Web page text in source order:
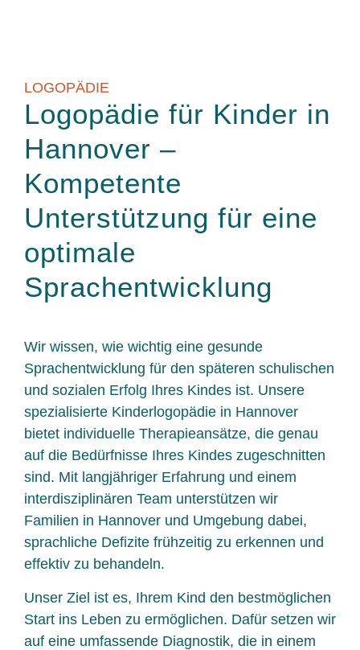
LOGOPÄDIE
Logopädie für Kinder in
Hannover –
Kompetente
Unterstützung für eine
optimale
Sprachentwicklung
Wir wissen, wie wichtig eine gesunde
Sprachentwicklung für den späteren schulischen
und sozialen Erfolg Ihres Kindes ist. Unsere
spezialisierte Kinderlogopädie in Hannover
bietet individuelle Therapieansätze, die genau
auf die Bedürfnisse Ihres Kindes zugeschnitten
sind. Mit langjähriger Erfahrung und einem
interdisziplinären Team unterstützen wir
Familien in Hannover und Umgebung dabei,
sprachliche Defizite frühzeitig zu erkennen und
effektiv zu behandeln.
Unser Ziel ist es, Ihrem Kind den bestmöglichen
Start ins Leben zu ermöglichen. Dafür setzen wir
auf eine umfassende Diagnostik, die in einem